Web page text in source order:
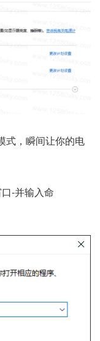
式，瞬间让你的电
-并输入命